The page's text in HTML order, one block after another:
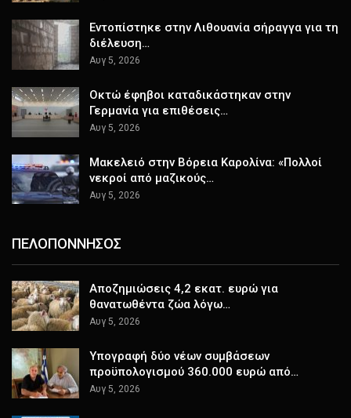
Εντοπίστηκε στην Λιθουανία σήραγγα για τη
διέλευση…
Αυγ 5, 2026
Οκτώ έφηβοι καταδικάστηκαν στην
Γερμανία για επιθέσεις…
Αυγ 5, 2026
Μακελειό στην Βόρεια Καρολίνα: «Πολλοί
νεκροί από μαζικούς…
Αυγ 5, 2026
ΠΕΛΟΠΟΝΝΗΣΟΣ
Αποζημιώσεις 4,2 εκατ. ευρώ για
θανατωθέντα ζώα λόγω…
Αυγ 5, 2026
Υπογραφή δύο νέων συμβάσεων
προϋπολογισμού 360.000 ευρώ από…
Αυγ 5, 2026